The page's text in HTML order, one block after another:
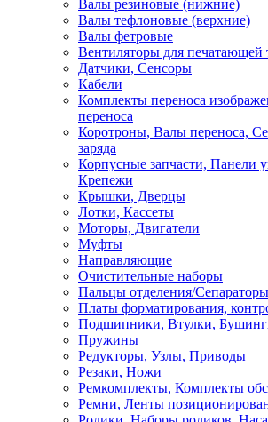
Валы резиновые (нижние)
Валы тефлоновые (верхние)
Валы фетровые
Вентиляторы для печатающей
Датчики, Сенсоры
Кабели
Комплекты переноса
переноса
Коротроны, Валы переноса,
заряда
Корпусные запчасти, Панели
Крепежи
Крышки, Дверцы
Лотки, Кассеты
Моторы, Двигатели
Муфты
Направляющие
Очистительные наборы
Пальцы отделения/Сепараторы
Платы форматирования,
Подшипники, Втулки,
Пружины
Редукторы, Узлы, Приводы
Резаки, Ножи
Ремкомплекты, Комплекты
Ремни, Ленты